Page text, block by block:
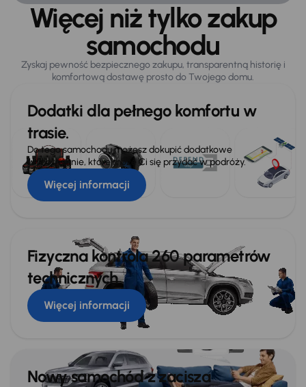
Więcej niż tylko zakup
samochodu
Zyskaj pewność bezpiecznego zakupu, transparentną historię i
komfortową dostawę prosto do Twojego domu.
Dodatki dla pełnego komfortu w
trasie.
Do tego samochodu możesz dokupić dodatkowe
wyposażenie, które może Ci się przydać w podróży.
Więcej informacji
Fizyczna kontrola 260 parametrów
technicznych
Więcej informacji
Nowy samochód z zacisza